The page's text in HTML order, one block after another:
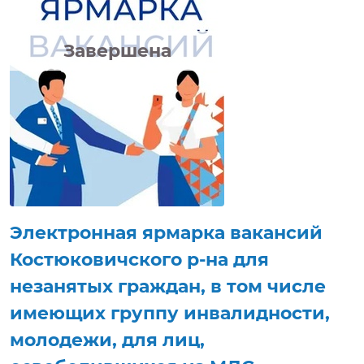
Завершена
Электронная ярмарка вакансий
Костюковичского р-на для
незанятых граждан, в том числе
имеющих группу инвалидности,
молодежи, для лиц,